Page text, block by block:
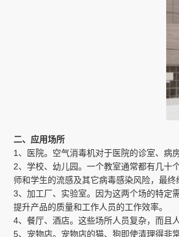
二、应用场所
1、医院。空气消毒机对于医院的诊室、病
2、学校、幼儿园。一个教室通常都有几十
师和学生的流感及其它病毒感染风险，最终
3、加工厂、实验室。因为这两个场的特定
提升产品的质量和工作人员的工作效率。
4、餐厅、酒店。这些场所人员复杂，而且
5、宠物店。宠物店的猫、狗即使清理得非